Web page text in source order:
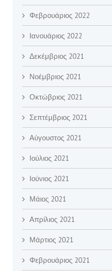
Φεβρουάριος 2022
Ιανουάριος 2022
Δεκέμβριος 2021
Νοέμβριος 2021
Οκτώβριος 2021
Σεπτέμβριος 2021
Αύγουστος 2021
Ιούλιος 2021
Ιούνιος 2021
Μάιος 2021
Απρίλιος 2021
Μάρτιος 2021
Φεβρουάριος 2021